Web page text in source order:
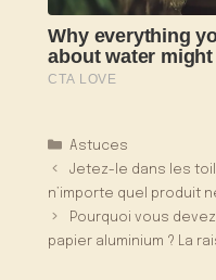
Catégories
Astuces
Jetez-le dans les
n’importe quel produit
Pourquoi vous
papier aluminium ? La